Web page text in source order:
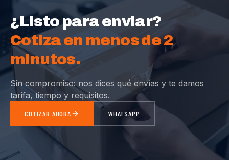
¿Listo para enviar?
Cotiza en menos de 2
minutos.
Sin compromiso: nos dices qué envías y te damos
tarifa, tiempo y requisitos.
COTIZAR AHORA WHATSAPP